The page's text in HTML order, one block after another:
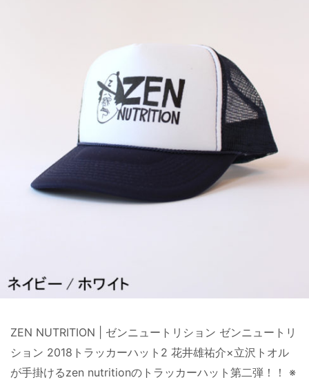
ZEN NUTRITION | ゼンニュートリション ゼンニュートリ
ション 2018トラッカーハット2 花井雄祐介×立沢トオル
が手掛けるzen nutritionのトラッカーハット第二弾！！ ※